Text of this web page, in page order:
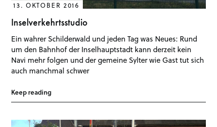
13. OKTOBER 2016
Inselverkehrtsstudio
Ein wahrer Schilderwald und jeden Tag was Neues: Rund
um den Bahnhof der Inselhauptstadt kann derzeit kein
Navi mehr folgen und der gemeine Sylter wie Gast tut sich
auch manchmal schwer
Keep reading